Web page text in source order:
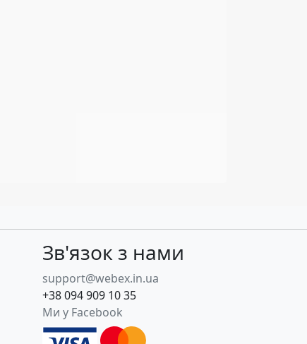
Зв'язок з нами
support@webex.in.ua
+38 094 909 10 35
Ми у Facebook